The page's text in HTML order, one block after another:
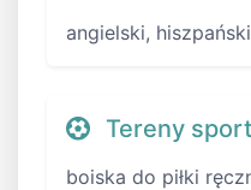
angielski,
Tereny
boiska do piłki